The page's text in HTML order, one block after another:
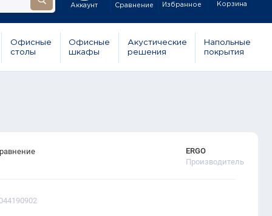
Аккаунт Сравнение Избранное Корзина
Офисные
столы
Офисные
шкафы
Акустические
решения
Напольные
покрытия
ERGO
Производитель